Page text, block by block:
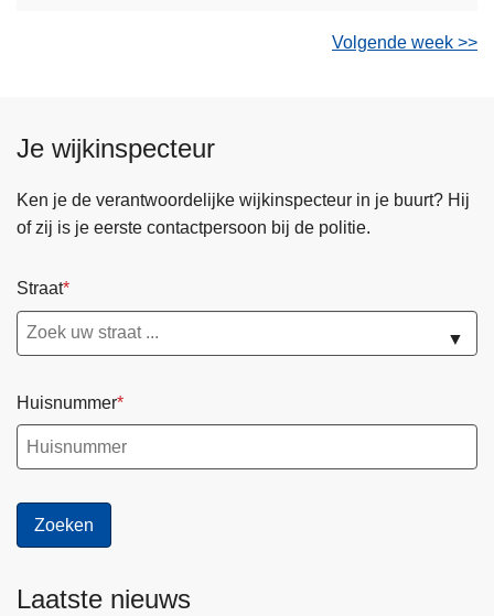
Volgende week >>
Je wijkinspecteur
Ken je de verantwoordelijke wijkinspecteur in je buurt? Hij
of zij is je eerste contactpersoon bij de politie.
Straat
▼
Huisnummer
Laatste nieuws